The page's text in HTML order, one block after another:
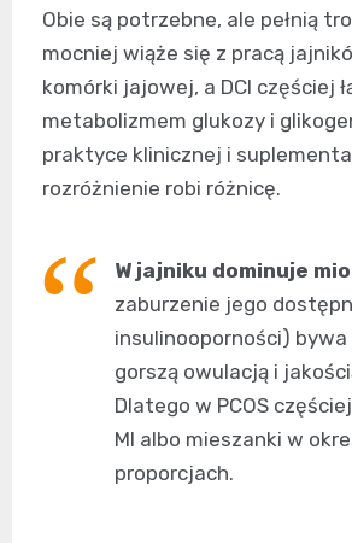
Obie są potrzebne, ale pełnią
mocniej wiąże się z pracą
komórki jajowej, a DCI częściej
metabolizmem glukozy i
praktyce klinicznej i
rozróżnienie robi różnicę.
W jajniku dominuje
zaburzenie jego
insulinooporności) bywa
gorszą owulacją i
Dlatego w PCOS
MI albo mieszanki w
proporcjach.